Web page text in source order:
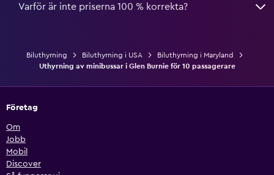
Varför är inte priserna 100 % korrekta?
Biluthyrning Biluthyrning i USA
Biluthyrning i Maryland
Uthyrning av minibussar i Glen Burnie för 10 passagerare
Företag
Om
Jobb
Mobil
Discover